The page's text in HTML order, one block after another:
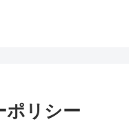
ポリシー